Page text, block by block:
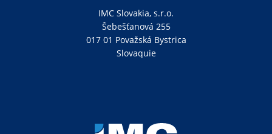
IMC Slovakia, s.r.o.
Šebešťanová 255
017 01 Považská Bystrica
Slovaquie